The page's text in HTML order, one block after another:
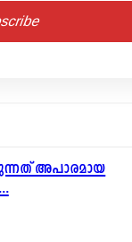
അപാരമായ